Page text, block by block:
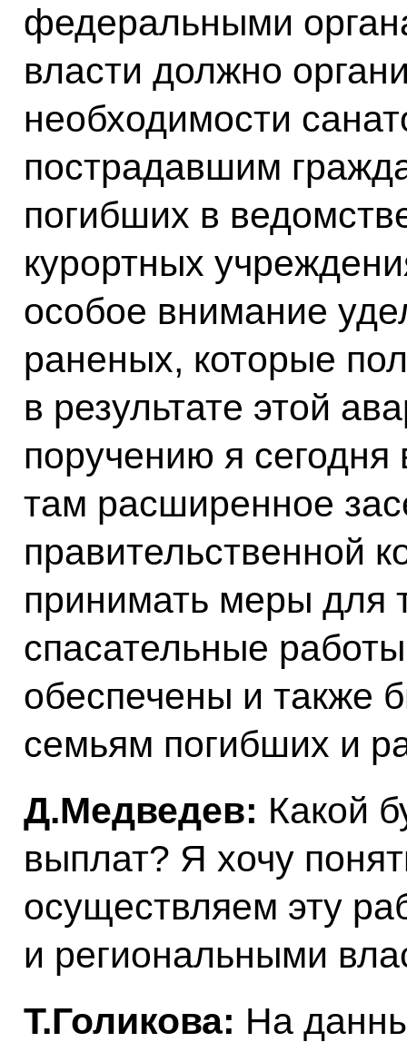
федеральными
власти должно
необходимости
пострадавшим
погибших в
курортных
особое внимание
раненых, которые
в результате этой
поручению я
там расширенное
правительственной
принимать меры для
спасательные
обеспечены и также
семьям погибших и
Д.Медведев: Какой
выплат? Я хочу
осуществляем эту
и региональными
Т.Голикова: На